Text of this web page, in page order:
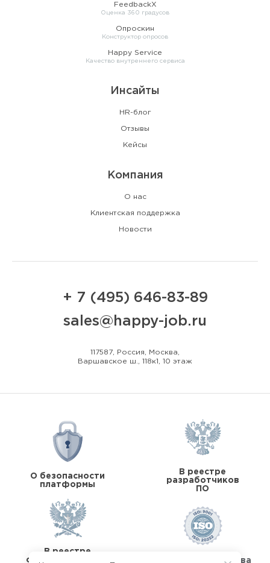
FeedbackX
Оценка 360 градусов
Опроскин
Конструктор опросов
Happy Service
Качество внутреннего сервиса
Инсайты
HR-блог
Отзывы
Кейсы
Компания
О нас
Клиентская поддержка
Новости
+ 7 (495) 646-83-89
sales@happy-job.ru
117587, Россия, Москва,
Варшавское ш., 118к1, 10 этаж
О безопасности
платформы
В реестре
разработчиков
ПО
В реестре
операторов перс.
Стандарты качества